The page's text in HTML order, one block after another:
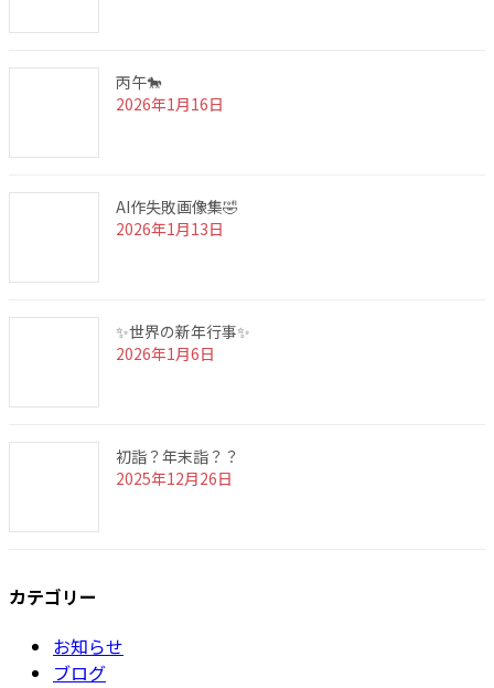
丙午🐎
2026年1月16日
AI作失敗画像集🤣
2026年1月13日
✨世界の新年行事✨
2026年1月6日
初詣？年末詣？？
2025年12月26日
カテゴリー
お知らせ
ブログ